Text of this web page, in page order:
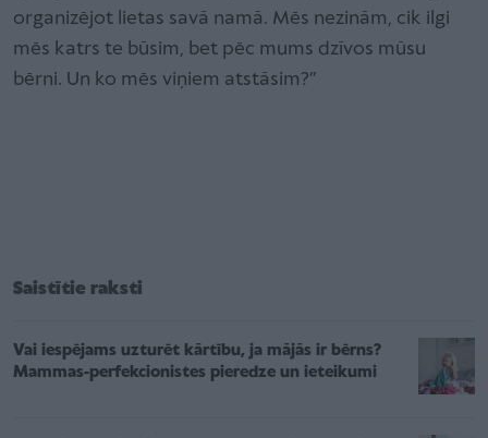
organizējot lietas savā namā. Mēs nezinām, cik ilgi
mēs katrs te būsim, bet pēc mums dzīvos mūsu
bērni. Un ko mēs viņiem atstāsim?”
Saistītie raksti
Vai iespējams uzturēt kārtību, ja mājās ir bērns?
Mammas-perfekcionistes pieredze un ieteikumi